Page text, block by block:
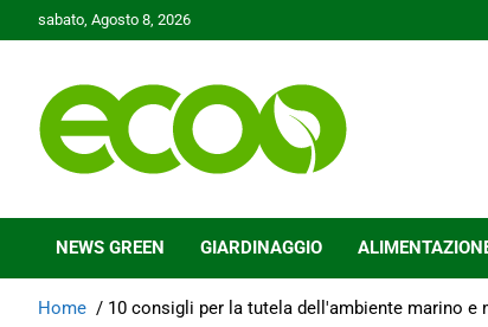
to
sabato, Agosto 8, 2026
Ecoo.it
NEWS GREEN GIARDINAGGIO
Home 10 consigli per la tutela dell'ambiente marino e